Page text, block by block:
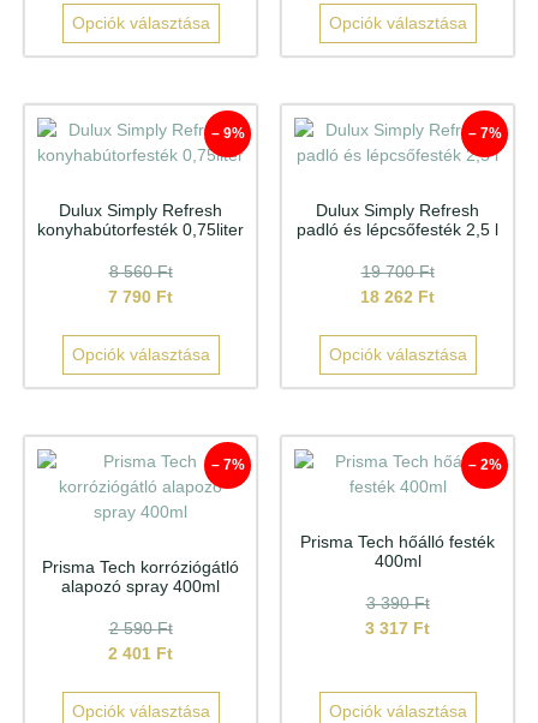
Opciók választása Opciók választása
– 9%
Dulux Simply Refresh
konyhabútorfesték 0,75liter
8 560Ft
7 790 Ft
Opciók választása
– 7%
Dulux Simply Refresh
padló és lépcsőfesték 2,5 l
19 700Ft
18 262 Ft
Opciók választása
– 7%
Prisma Tech korróziógátló
alapozó spray 400ml
2 590Ft
2 401 Ft
Opciók választása
– 2%
Prisma Tech hőálló festék
400ml
3 390Ft
3 317 Ft
Opciók választása